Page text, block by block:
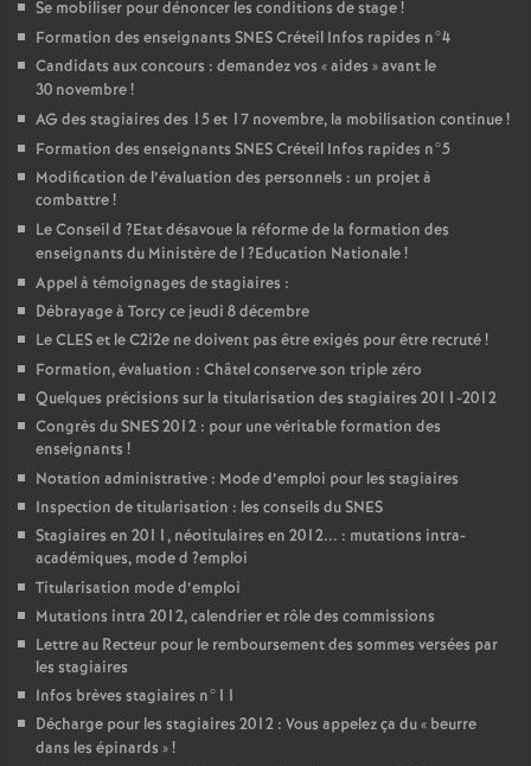
Se mobiliser pour dénoncer les conditions de stage!
Formation des enseignants SNESCréteil Infos rapides n°4
Candidats aux concours : demandez vos «aides » avant le
30 novembre!
AG des stagiaires des 15 et 17 novembre, la mobilisation continue!
Formation des enseignants SNESCréteil Infos rapides n°5
Modification de l’évaluation des personnels : un projet à
combattre!
Le Conseil d ?Etat désavoue la réforme de la formation des
enseignants du Ministère de l?Education Nationale!
Appel à témoignages de stagiaires :
Débrayage à Torcy ce jeudi 8 décembre
LeCLESet le C2i2e ne doivent pas être exigés pour être recruté!
Formation, évaluation : Châtel conserve son triple zéro
Quelques précisions sur la titularisation des stagiaires 2011-2012
Congrès duSNES2012 : pour une véritable formation des
enseignants !
Notation administrative : Mode d’emploi pour les stagiaires
Inspection de titularisation : les conseils duSNES
Stagiaires en 2011, néotitulaires en 2012... : mutations intra-
académiques, mode d ?emploi
Titularisation mode d’emploi
Mutations intra 2012, calendrier et rôle des commissions
Lettre au Recteur pour le remboursement des sommes versées par
les stagiaires
Infos brèves stagiaires n°11
Décharge pour les stagiaires 2012 : Vous appelez ça du « beurre
dans les épinards »!